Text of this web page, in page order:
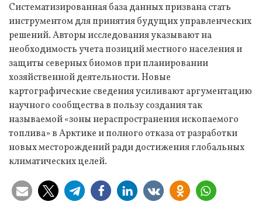
Систематизированная база данных призвана стать
инструментом для принятия будущих управленческих
решений. Авторы исследования указывают на
необходимость учета позиций местного населения и
защиты северных биомов при планировании
хозяйственной деятельности. Новые
картографические сведения усиливают аргументацию
научного сообщества в пользу создания так
называемой «зоны нераспространения ископаемого
топлива» в Арктике и полного отказа от разработки
новых месторождений ради достижения глобальных
климатических целей.